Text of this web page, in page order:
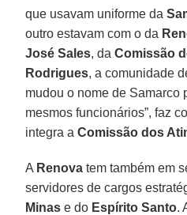
que usavam uniforme da
outro estavam com o da
José Sales, daComissão
Rodrigues, a comunidade
mudou o nome de Samarco
mesmos funcionários”, faz
integra aComissão dos
A Renova tem também em
servidores de cargos
Minas e do Espírito Santo.